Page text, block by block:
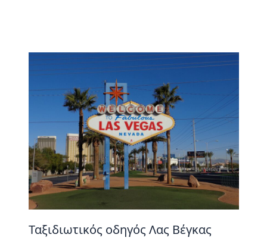
Ταξιδιωτικός οδηγός Λας Βέγκας